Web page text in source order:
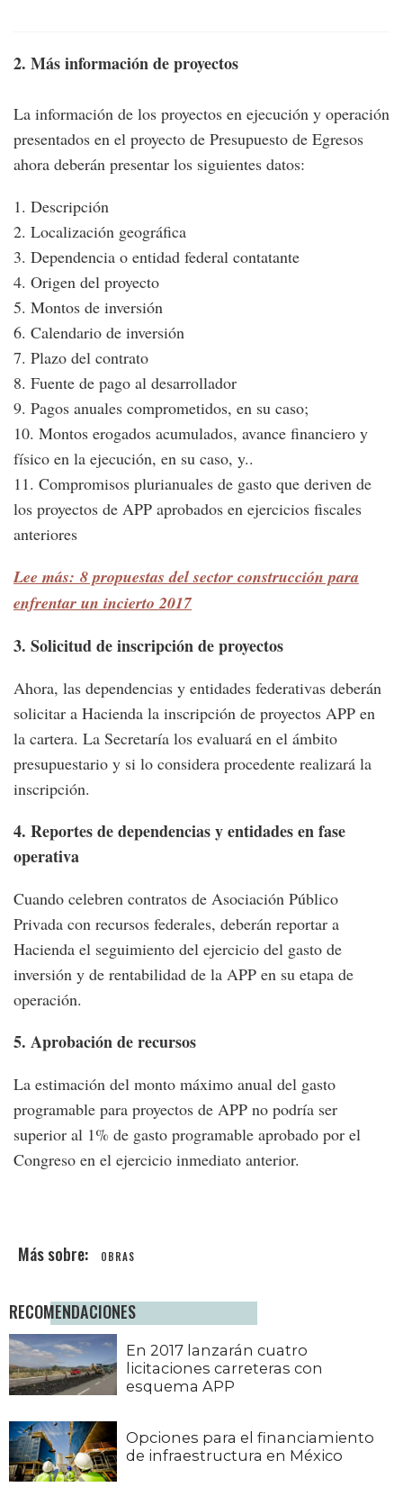
2. Más información de proyectos
La información de los proyectos en ejecución y operación
presentados en el proyecto de Presupuesto de Egresos
ahora deberán presentar los siguientes datos:
1. Descripción
2. Localización geográfica
3. Dependencia o entidad federal contatante
4. Origen del proyecto
5. Montos de inversión
6. Calendario de inversión
7. Plazo del contrato
8. Fuente de pago al desarrollador
9. Pagos anuales comprometidos, en su caso;
10. Montos erogados acumulados, avance financiero y
físico en la ejecución, en su caso, y..
11. Compromisos plurianuales de gasto que deriven de
los proyectos de APP aprobados en ejercicios fiscales
anteriores
Lee más: 8 propuestas del sector construcción para
enfrentar un incierto 2017
3. Solicitud de inscripción de proyectos
Ahora, las dependencias y entidades federativas deberán
solicitar a Hacienda la inscripción de proyectos APP en
la cartera. La Secretaría los evaluará en el ámbito
presupuestario y si lo considera procedente realizará la
inscripción.
4. Reportes de dependencias y entidades en fase
operativa
Cuando celebren contratos de Asociación Público
Privada con recursos federales, deberán reportar a
Hacienda el seguimiento del ejercicio del gasto de
inversión y de rentabilidad de la APP en su etapa de
operación.
5. Aprobación de recursos
La estimación del monto máximo anual del gasto
programable para proyectos de APP no podría ser
superior al 1% de gasto programable aprobado por el
Congreso en el ejercicio inmediato anterior.
OBRAS
RECOMENDACIONES
En 2017 lanzarán cuatro
licitaciones carreteras con
esquema APP
Opciones para el financiamiento
de infraestructura en México